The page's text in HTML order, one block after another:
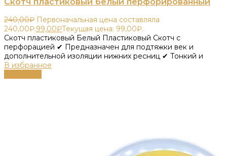
240,00₽ Первоначальная цена составляла
240,00₽.99,00₽Текущая цена: 99,00₽.
Скотч пластиковый Белый Пластиковый Скотч с
перфорацией ✔ Предназначен для подтяжки век и
дополнительной изоляции нижних ресниц ✔ Тонкий и
В избранное